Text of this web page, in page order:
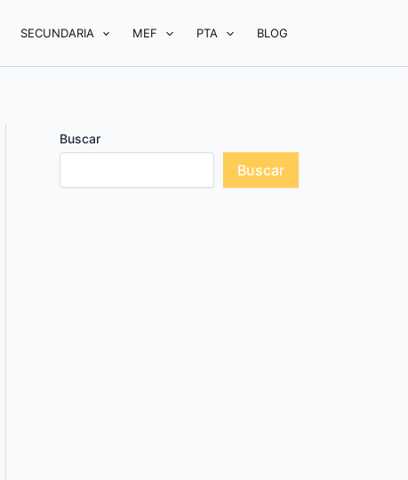
SECUNDARIA MEF PTA BLOG
Buscar
Buscar